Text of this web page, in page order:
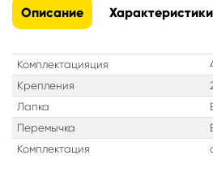
Описание Характеристики
Комплектацияция
Крепления
Лапка
Перемычка
Комплектация